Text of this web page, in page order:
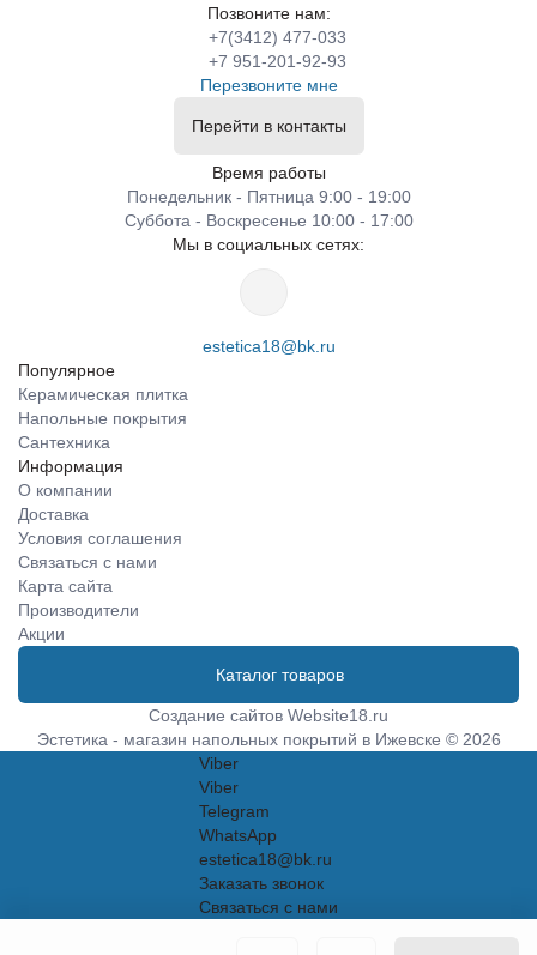
Позвоните нам:
+7(3412) 477-033
+7 951-201-92-93
Перезвоните мне
Перейти в контакты
Время работы
Понедельник - Пятница 9:00 - 19:00
Суббота - Воскресенье 10:00 - 17:00
Мы в социальных сетях:
estetica18@bk.ru
Популярное
Керамическая плитка
Напольные покрытия
Сантехника
Информация
О компании
Доставка
Условия соглашения
Связаться с нами
Карта сайта
Производители
Акции
Каталог товаров
Создание сайтов Website18.ru
Эстетика - магазин напольных покрытий в Ижевске © 2026
Viber
Viber
Telegram
WhatsApp
estetica18@bk.ru
Заказать звонок
Связаться с нами